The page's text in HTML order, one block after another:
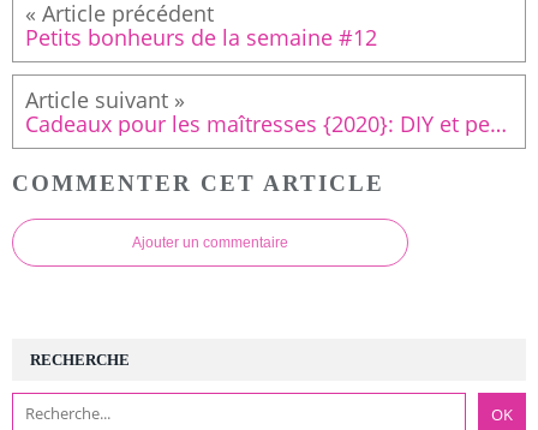
Petits bonheurs de la semaine #12
Cadeaux pour les maîtresses {2020}: DIY et petites attentions!
COMMENTER CET ARTICLE
Ajouter un commentaire
RECHERCHE